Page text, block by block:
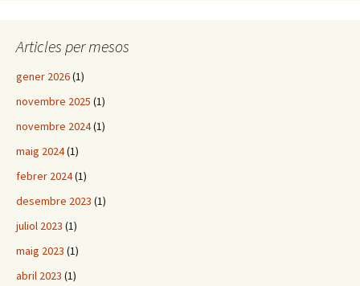
Articles per mesos
gener 2026(1)
novembre 2025 (1)
novembre 2024(1)
maig 2024(1)
febrer 2024(1)
desembre 2023 (1)
juliol 2023 (1)
maig 2023 (1)
abril 2023 (1)